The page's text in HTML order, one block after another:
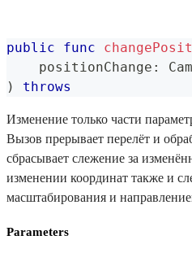
public func
    positionChange
:
)
throws
Изменение только части
Вызов прерывает перелёт и
сбрасывает слежение за
изменении координат также и
масштабирования и
Parameters